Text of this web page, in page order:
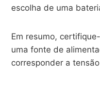
escolha de uma
Em resumo,
uma fonte de
corresponder a